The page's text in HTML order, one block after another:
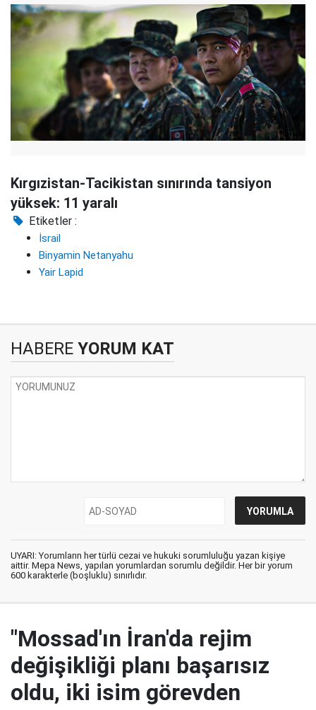
Kırgızistan-Tacikistan sınırında tansiyon
yüksek: 11 yaralı
Etiketler :
İsrail
Binyamin Netanyahu
Yair Lapid
HABERE YORUM KAT
UYARI: Yorumların her türlü cezai ve hukuki sorumluluğu yazan kişiye
aittir. Mepa News, yapılan yorumlardan sorumlu değildir. Her bir yorum
600 karakterle (boşluklu) sınırlıdır.
"Mossad'ın İran'da rejim
değişikliği planı başarısız
oldu, iki isim görevden